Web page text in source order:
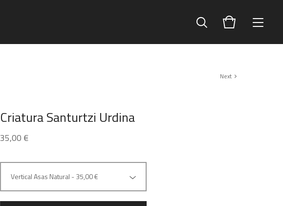
Next
Criatura Santurtzi Urdina
35,00 €